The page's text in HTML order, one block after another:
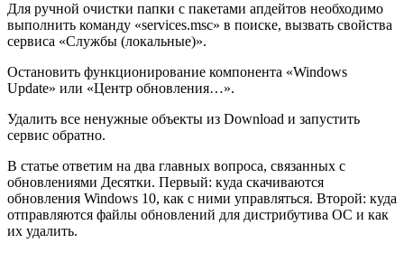
Для ручной очистки папки с пакетами апдейтов необходимо
выполнить команду «services.msc» в поиске, вызвать свойства
сервиса «Службы (локальные)».
Остановить функционирование компонента «Windows
Update» или «Центр обновления…».
Удалить все ненужные объекты из Download и запустить
сервис обратно.
В статье ответим на два главных вопроса, связанных с
обновлениями Десятки. Первый: куда скачиваются
обновления Windows 10, как с ними управляться. Второй: куда
отправляются файлы обновлений для дистрибутива ОС и как
их удалить.